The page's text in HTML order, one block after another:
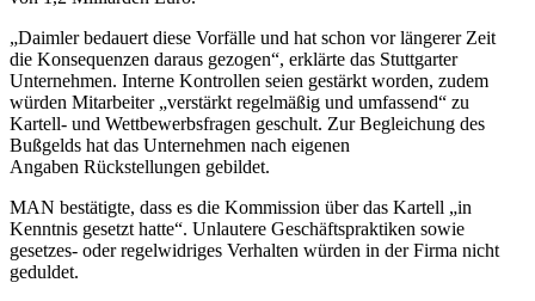
„Daimler bedauert diese Vorfälle und hat schon vor längerer Zeit
die Konsequenzen daraus gezogen“, erklärte das Stuttgarter
Unternehmen. Interne Kontrollen seien gestärkt worden, zudem
würden Mitarbeiter „verstärkt regelmäßig und umfassend“ zu
Kartell- und Wettbewerbsfragen geschult. Zur Begleichung des
Bußgelds hat das Unternehmen nach eigenen
Angaben Rückstellungen gebildet.
MAN bestätigte, dass es die Kommission über das Kartell „in
Kenntnis gesetzt hatte“. Unlautere Geschäftspraktiken sowie
gesetzes- oder regelwidriges Verhalten würden in der Firma nicht
geduldet.